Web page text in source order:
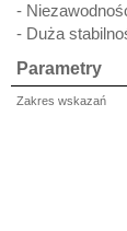
-
- Duża
Parametry
Zakres wskazań